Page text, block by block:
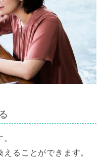
えることができます。